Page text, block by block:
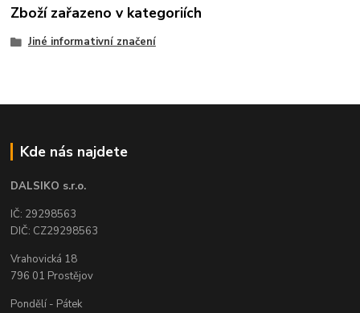
Zboží zařazeno v kategoriích
Jiné informativní značení
Kde nás najdete
DALSIKO s.r.o.
IČ: 29298563
DIČ: CZ29298563
Vrahovická 18
796 01 Prostějov
Pondělí - Pátek